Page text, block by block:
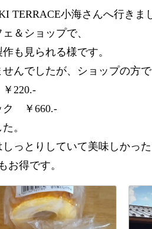
TERRACE小海さんへ行きま
＆ショップで、
も見られる様です。
んでしたが、ショップの方で
220.-
ク ￥660.-
。
っとりしていて美味しかった
お得です。